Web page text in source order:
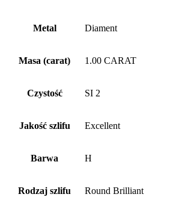
Metal Diament
Masa (carat) 1.00 CARAT
Czystość SI 2
Jakość szlifu Excellent
Barwa H
Rodzaj szlifu Round Brilliant